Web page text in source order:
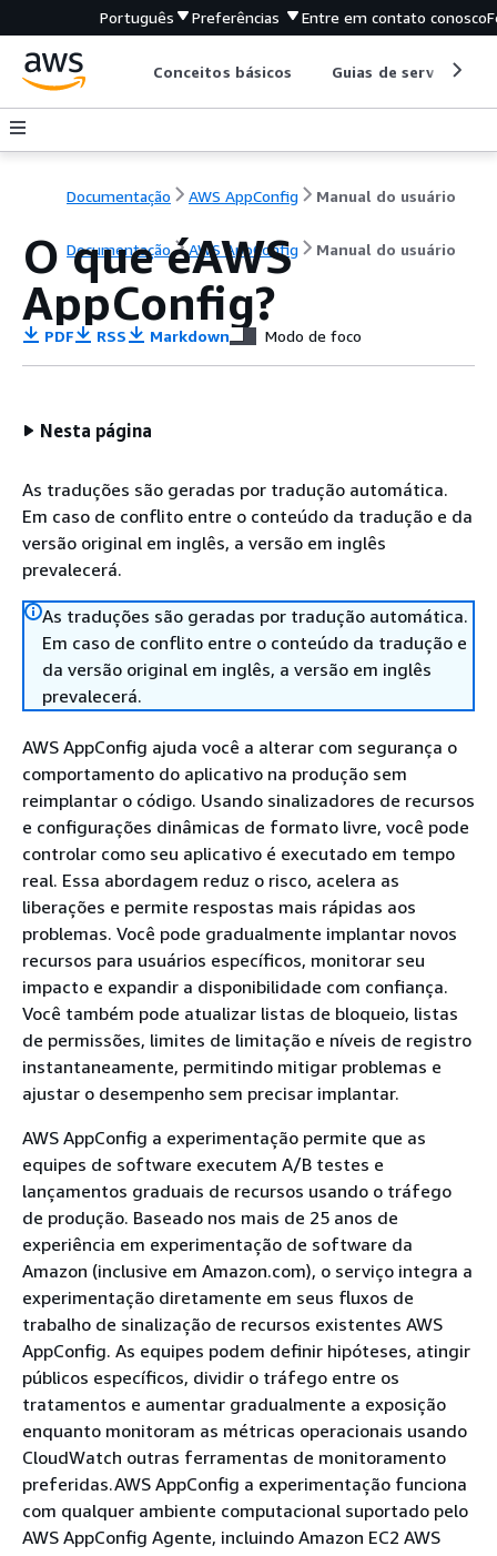
Português Preferências Entre em contato conosco
Conceitos básicos Guias de serviço
Documentação AWS AppConfig Manual do usuário
Documentação AWS AppConfig Manual do usuário
O que éAWS
AppConfig?
PDF RSS Markdown Modo de foco
Nesta página
As traduções são geradas por tradução automática.
Em caso de conflito entre o conteúdo da tradução e da
versão original em inglês, a versão em inglês
prevalecerá.
As traduções são geradas por tradução automática.
Em caso de conflito entre o conteúdo da tradução e
da versão original em inglês, a versão em inglês
prevalecerá.
AWS AppConfig ajuda você a alterar com segurança o
comportamento do aplicativo na produção sem
reimplantar o código. Usando sinalizadores de recursos
e configurações dinâmicas de formato livre, você pode
controlar como seu aplicativo é executado em tempo
real. Essa abordagem reduz o risco, acelera as
liberações e permite respostas mais rápidas aos
problemas. Você pode gradualmente implantar novos
recursos para usuários específicos, monitorar seu
impacto e expandir a disponibilidade com confiança.
Você também pode atualizar listas de bloqueio, listas
de permissões, limites de limitação e níveis de registro
instantaneamente, permitindo mitigar problemas e
ajustar o desempenho sem precisar implantar.
AWS AppConfig a experimentação permite que as
equipes de software executem A/B testes e
lançamentos graduais de recursos usando o tráfego
de produção. Baseado nos mais de 25 anos de
experiência em experimentação de software da
Amazon (inclusive em Amazon.com), o serviço integra a
experimentação diretamente em seus fluxos de
trabalho de sinalização de recursos existentes AWS
AppConfig. As equipes podem definir hipóteses, atingir
públicos específicos, dividir o tráfego entre os
tratamentos e aumentar gradualmente a exposição
enquanto monitoram as métricas operacionais usando
CloudWatch outras ferramentas de monitoramento
preferidas.AWS AppConfig a experimentação funciona
com qualquer ambiente computacional suportado pelo
AWS AppConfig Agente, incluindo Amazon EC2 AWS